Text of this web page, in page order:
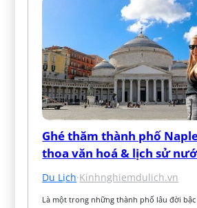
Ghé thăm thành phố
thoa văn hoá & lịch sử
Du Lịch·Kinhnghiemdulich.vn
Là một trong những thành phố lâu đời